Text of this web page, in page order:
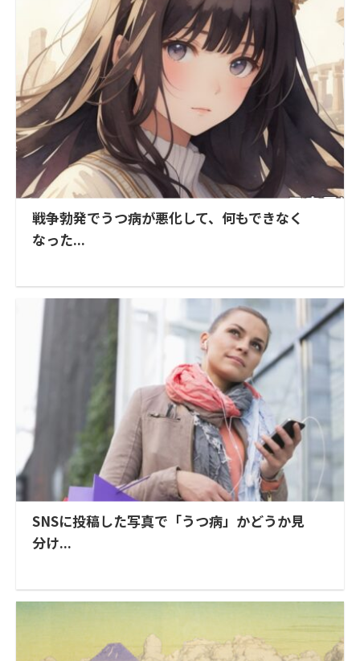
戦争勃発でうつ病が悪化して、何もできなく
なった...
SNSに投稿した写真で「うつ病」かどうか見
分け...